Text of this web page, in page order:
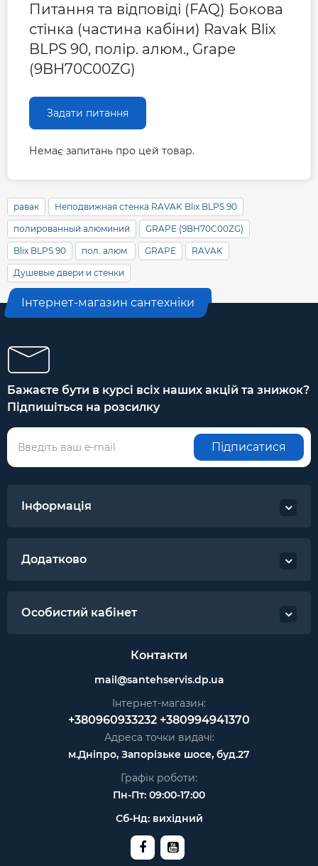
Питання та відповіді (FAQ) Бокова
стінка (частина кабіни) Ravak Blix
BLPS 90, полір. алюм., Grape
(9BH70C00ZG)
Задати питання
Немає запитань про цей товар.
равак Неподвижная стенка RAVAK Blix BLPS 90
полированный алюминий GRAPE (9BH70C00ZG)
Blix BLPS 90 пол. алюм. GRAPE RAVAK
Душевые двери и стенки
Інтернет-магазин сантехніки
Бажаєте бути в курсі всіх наших акцій та знижок?
Підпишіться на розсилку
Підписатися
Інформація
Додатково
Особистий кабінет
Контакти
mail@santehservis.dp.ua
Інтернет-магазин:
+380960933232 +380994941370
Адреса точки видачі:
м.Дніпро, Запорізьке шосе, буд.27
Графік роботи:
Пн-Пт: 09:00-17:00
Сб-Нд: вихідний